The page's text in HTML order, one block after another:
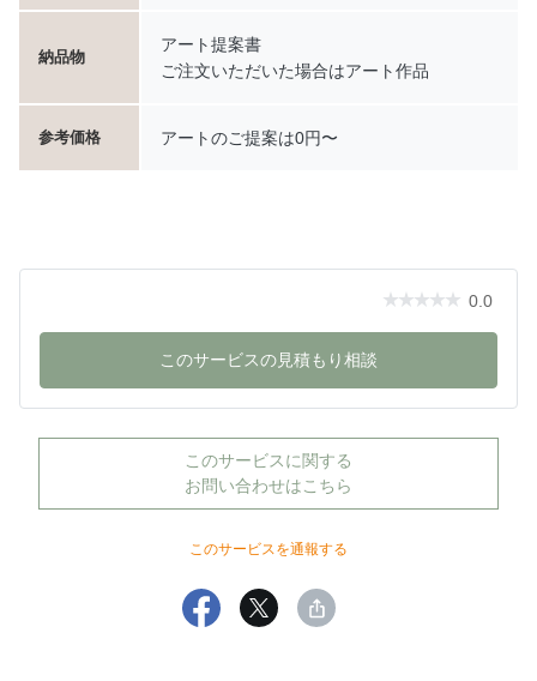
納品物
アート提案書
ご注文いただいた場合はアート作品
参考価格 アートのご提案は0円〜
0.0
このサービスの見積もり相談
このサービスに関する
お問い合わせはこちら
このサービスを通報する